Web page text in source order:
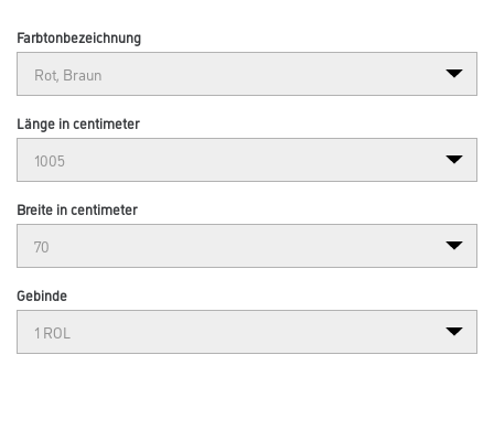
Farbtonbezeichnung
Länge in centimeter
Breite in centimeter
Gebinde